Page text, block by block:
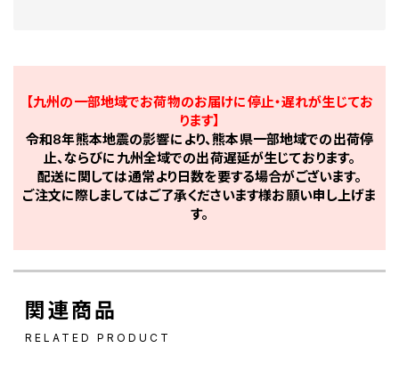
【九州の一部地域でお荷物のお届けに停止・遅れが生じてお
ります】
令和8年熊本地震の影響により、熊本県一部地域での出荷停
止、ならびに九州全域での出荷遅延が生じております。
配送に関しては通常より日数を要する場合がございます。
ご注文に際しましてはご了承くださいます様お願い申し上げま
す。
関連商品
RELATED PRODUCT